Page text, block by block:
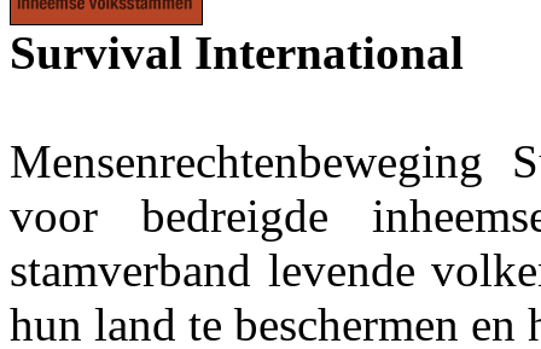
Survival International
voor bedreigde
stamverband levende
hun land te beschermen